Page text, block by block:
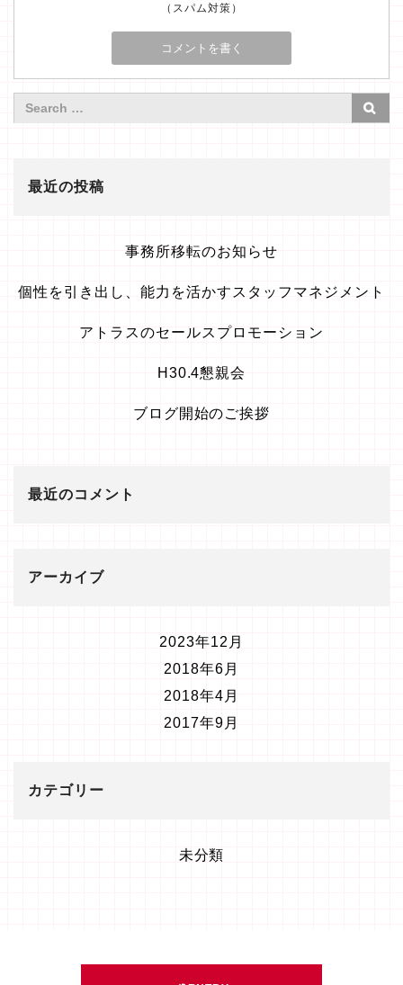
（スパム対策）
最近の投稿
事務所移転のお知らせ
個性を引き出し、能力を活かすスタッフマネジメント
アトラスのセールスプロモーション
H30.4懇親会
ブログ開始のご挨拶
最近のコメント
アーカイブ
2023年12月
2018年6月
2018年4月
2017年9月
カテゴリー
未分類